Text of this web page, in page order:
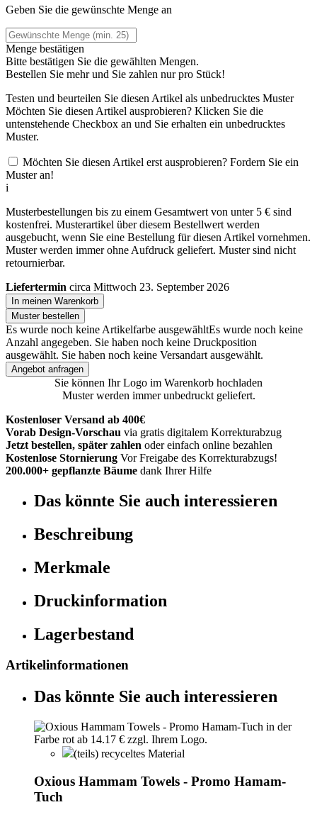
Geben Sie die gewünschte Menge an
Menge bestätigen
Bitte bestätigen Sie die gewählten Mengen.
Bestellen Sie mehr und Sie zahlen nurpro Stück!
Testen und beurteilen Sie diesen Artikel als unbedrucktes Muster
Möchten Sie diesen Artikel ausprobieren? Klicken Sie die
untenstehende Checkbox an und Sie erhalten ein unbedrucktes
Muster.
Möchten Sie diesen Artikel erst ausprobieren? Fordern Sie ein
Muster an!
i
Musterbestellungen bis zu einem Gesamtwert von unter 5 € sind
kostenfrei. Musterartikel über diesem Bestellwert werden
ausgebucht, wenn Sie eine Bestellung für diesen Artikel vornehmen.
Muster werden immer ohne Aufdruck geliefert. Muster sind nicht
retournierbar.
Liefertermin circa Mittwoch 23. September 2026
In meinen Warenkorb
Muster bestellen
Es wurde noch keine Artikelfarbe ausgewähltEs wurde noch keine
Anzahl angegeben. Sie haben noch keine Druckposition
ausgewählt. Sie haben noch keine Versandart ausgewählt.
Angebot anfragen
Sie können Ihr Logo im Warenkorb hochladen
Muster werden immer unbedruckt geliefert.
Kostenloser Versand ab 400€
Vorab Design-Vorschau via gratis digitalem Korrekturabzug
Jetzt bestellen, später zahlen oder einfach online bezahlen
Kostenlose Stornierung Vor Freigabe des Korrekturabzugs!
200.000+ gepflanzte Bäume dank Ihrer Hilfe
Das könnte Sie auch interessieren
Beschreibung
Merkmale
Druckinformation
Lagerbestand
Artikelinformationen
Das könnte Sie auch interessieren
(teils) recyceltes Material
Oxious Hammam Towels - Promo Hamam-
Tuch